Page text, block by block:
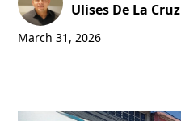
Ulises De La Cruz
March 31, 2026